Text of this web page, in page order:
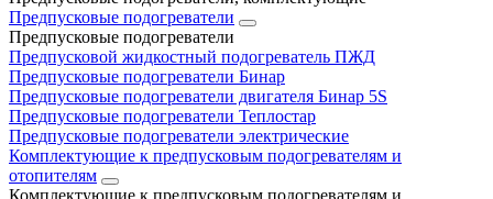
Предпусковые подогреватели
Предпусковые подогреватели
Предпусковой жидкостный подогреватель ПЖД
Предпусковые подогреватели Бинар
Предпусковые подогреватели двигателя Бинар 5S
Предпусковые подогреватели Теплостар
Предпусковые подогреватели электрические
Комплектующие к предпусковым подогревателям и
отопителям